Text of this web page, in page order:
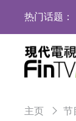
热门话题：
主页 节